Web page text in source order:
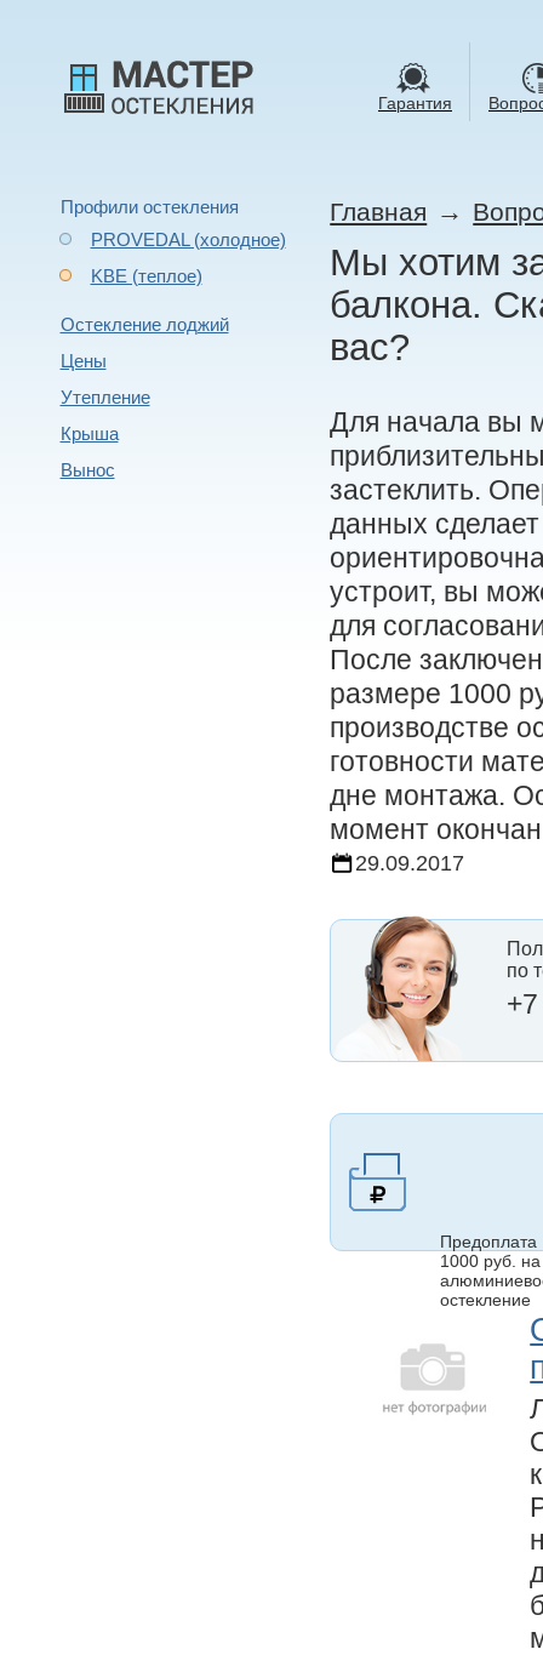
Гарантия
Профили остекления
PROVEDAL (холодное)
KBE (теплое)
Остекление лоджий
Цены
Утепление
Крыша
Вынос
Главная →
Мы хотим
балкона.
вас?
Для начала вы
застеклить.
данных
устроит, вы
для
После
размере 1000
производстве
готовности
дне монтажа.
момент
29.09.2017
по
Предоплата
1000 руб. на
остекление